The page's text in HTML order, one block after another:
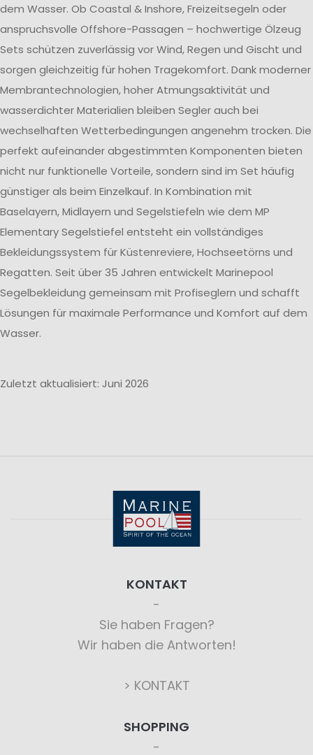
dem Wasser. Ob Coastal & Inshore, Freizeitsegeln oder
anspruchsvolle Offshore-Passagen – hochwertige Ölzeug
Sets schützen zuverlässig vor Wind, Regen und Gischt und
sorgen gleichzeitig für hohen Tragekomfort. Dank moderner
Membrantechnologien, hoher Atmungsaktivität und
wasserdichter Materialien bleiben Segler auch bei
wechselhaften Wetterbedingungen angenehm trocken. Die
perfekt aufeinander abgestimmten Komponenten bieten
nicht nur funktionelle Vorteile, sondern sind im Set häufig
günstiger als beim Einzelkauf. In Kombination mit
Baselayern, Midlayern und Segelstiefeln wie dem MP
Elementary Segelstiefel entsteht ein vollständiges
Bekleidungssystem für Küstenreviere, Hochseetörns und
Regatten. Seit über 35 Jahren entwickelt Marinepool
Segelbekleidung gemeinsam mit Profiseglern und schafft
Lösungen für maximale Performance und Komfort auf dem
Wasser.
Zuletzt aktualisiert: Juni 2026
KONTAKT
Sie haben Fragen?
Wir haben die Antworten!
> KONTAKT
SHOPPING